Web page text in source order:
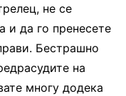
не се
и да го пренесете
Бестрашно
на
многу додека